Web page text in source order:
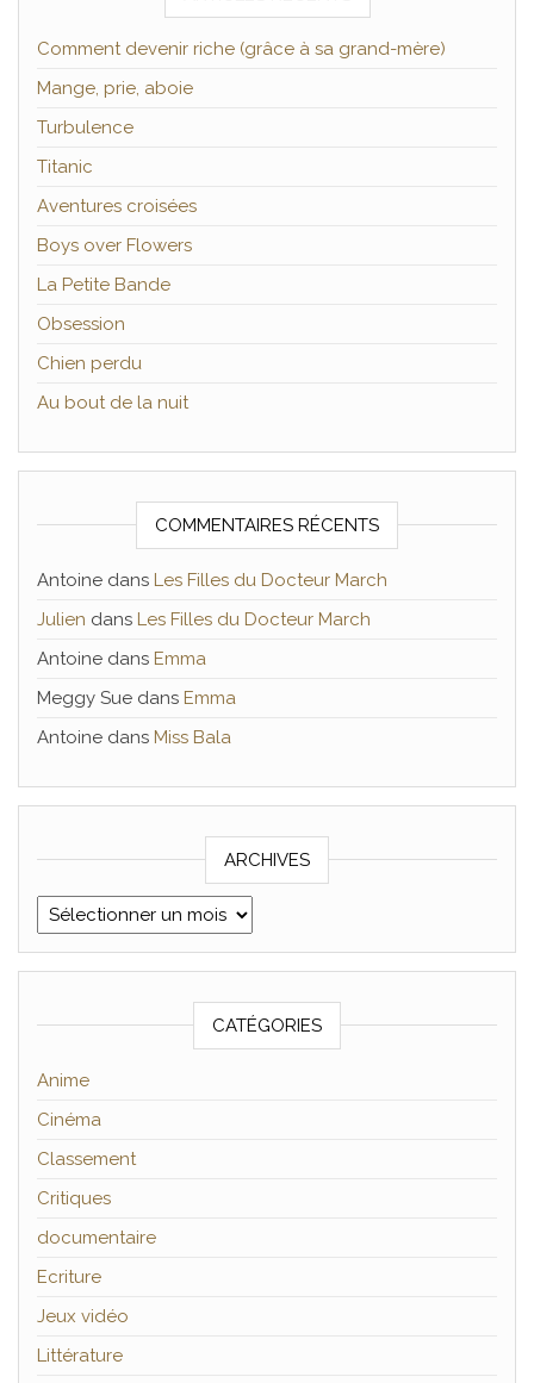
Comment devenir riche (grâce à sa grand-mère)
Mange, prie, aboie
Turbulence
Titanic
Aventures croisées
Boys over Flowers
La Petite Bande
Obsession
Chien perdu
Au bout de la nuit
COMMENTAIRES RÉCENTS
Antoine dans Les Filles du Docteur March
Julien dans Les Filles du Docteur March
Antoine dans Emma
Meggy Sue dans Emma
Antoine dans Miss Bala
ARCHIVES
Archives
CATÉGORIES
Anime
Cinéma
Classement
Critiques
documentaire
Ecriture
Jeux vidéo
Littérature